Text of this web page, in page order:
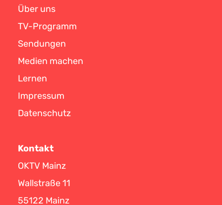
Über uns
TV-Programm
Sendungen
Medien machen
Lernen
Impressum
Datenschutz
Kontakt
OKTV Mainz
Wallstraße 11
55122 Mainz